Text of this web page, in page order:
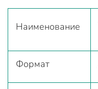
Наименование
Формат